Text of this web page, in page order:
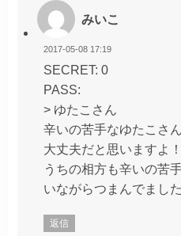
みいこ
2017-05-08 17:19
SECRET: 0
PASS:
> ゆたこさん
辛いの苦手なゆたこさ
大丈夫だと思いますよ！
うちの相方も辛いの苦
いながらつまんでまし
返信